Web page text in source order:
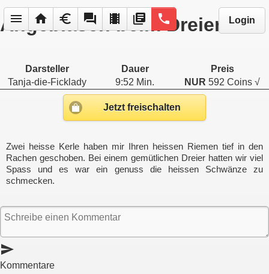
menu home euro forum local_movies library_books phone Login
Angeblasen beim Dreier
Darsteller Dauer
Preis
Tanja-die-Ficklady
9:52 Min. NUR 592 Coins √
Jetzt freischalten
Zwei heisse Kerle haben mir Ihren heissen Riemen tief in den
Rachen geschoben. Bei einem gemütlichen Dreier hatten wir viel
Spass und es war ein genuss die heissen Schwänze zu
schmecken.
send
Kommentare